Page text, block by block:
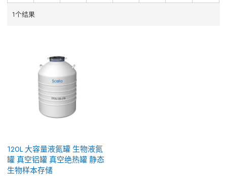
1个结果
120L 大容量液氮罐 生物液氮
罐 真空铝罐 真空绝热罐 静态
生物样本存储